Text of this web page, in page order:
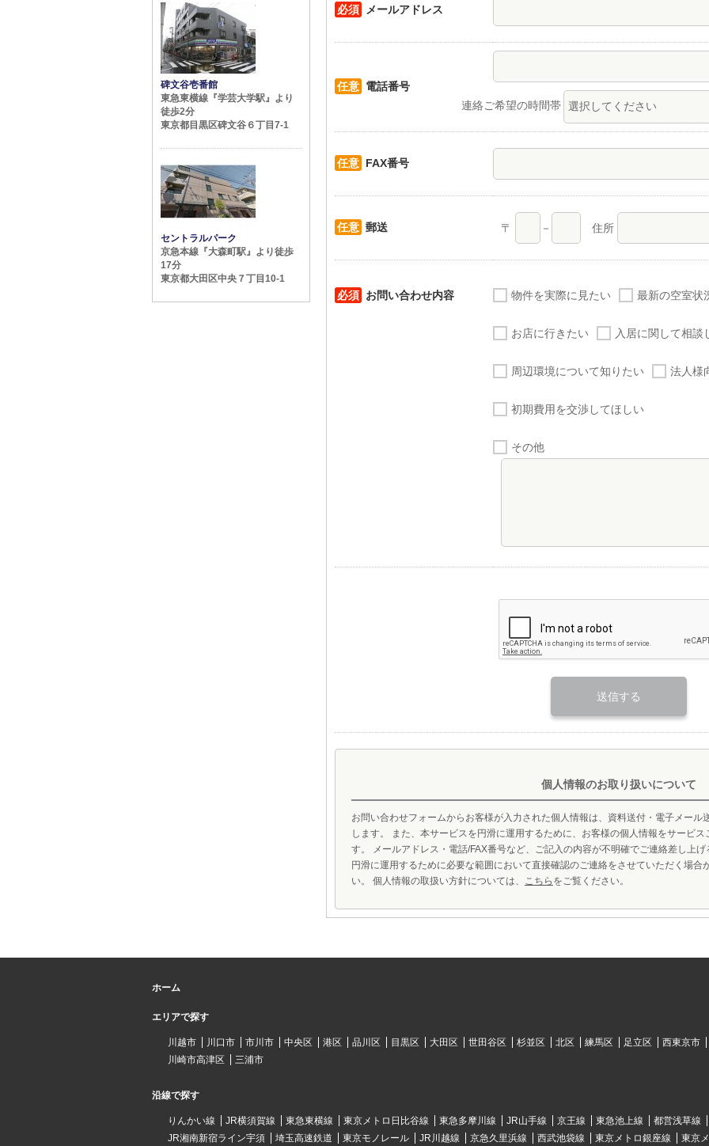
必須 メールアドレス
任意 電話番号
連絡ご希望の時間帯
任意 FAX番号
任意 郵送 〒 － 住所
必須 お問い合わせ内容 物件を実際に見たい 最新の空室状
お店に行きたい 入居に関して相談
周辺環境について知りたい 法人様
初期費用を交渉してほしい
その他
個人情報のお取り扱いについて
お問い合わせフォームからお客様が入力された個人情報は、資料送付・電子メール
します。 また、本サービスを円滑に運用するために、お客様の個人情報をサービ
す。 メールアドレス・電話/FAX番号など、ご記入の内容が不明確でご連絡差し上
円滑に運用するために必要な範囲において直接確認のご連絡をさせていただく場合
い。 個人情報の取扱い方針については、 こちら をご覧ください。
碑文谷壱番館
東急東横線『学芸大学駅』より
徒歩2分
東京都目黒区碑文谷６丁目7-1
セントラルパーク
京急本線『大森町駅』より徒歩
17分
東京都大田区中央７丁目10-1
ホーム
エリアで探す
川越市 川口市 市川市 中央区 港区 品川区 目黒区 大田区 世田谷区 杉並区 北区 練馬区 足立区 西東京市
川崎市高津区
三浦市
沿線で探す
りんかい線 JR横須賀線 東急東横線 東京メトロ日比谷線 東急多摩川線 JR山手線 京王線 東急池上線 都営浅草線
JR湘南新宿ライン宇須
埼玉高速鉄道 東京モノレール JR川越線 京急久里浜線 西武池袋線 東京メトロ銀座線 東京